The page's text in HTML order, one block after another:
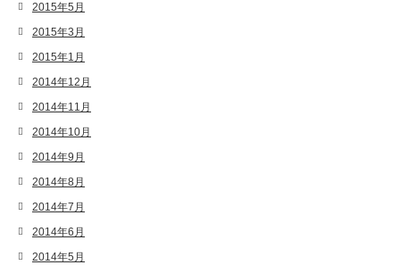
2015年5月
2015年3月
2015年1月
2014年12月
2014年11月
2014年10月
2014年9月
2014年8月
2014年7月
2014年6月
2014年5月